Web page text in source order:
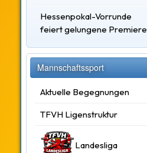
Hessenpokal-Vorrunde
feiert gelungene Premiere
Mannschaftssport
Aktuelle Begegnungen
TFVH Ligenstruktur
Landesliga